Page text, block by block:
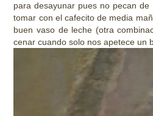
para desayunar pues no pecan
tomar con el cafecito de media
buen vaso de leche (otra
cenar cuando solo nos apetece un